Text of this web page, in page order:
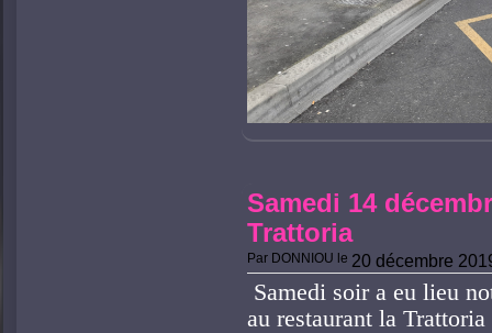
Samedi 14
Trattoria
Par DONNIOU le 20 décembre
Samedi soir a eu lieu
au restaurant la